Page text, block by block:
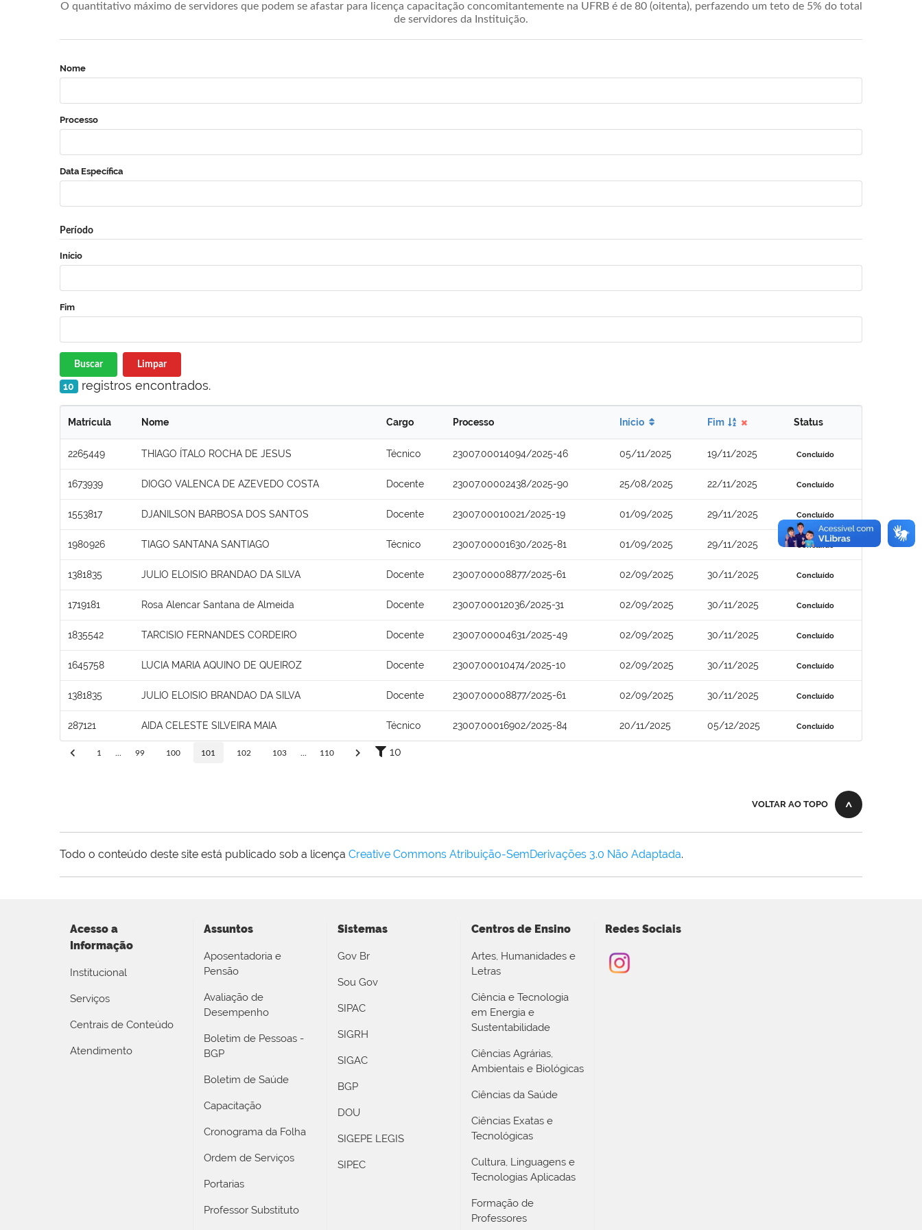
O quantitativo máximo de servidores que podem se afastar para licença capacitação concomitantemente na UFRB é de 80 (oitenta), perfazendo um teto de 5% do total
de servidores da Instituição.
Nome
Processo
Data Específica
Período
Início
Fim
Buscar Limpar
10 registros encontrados.
Matrícula Nome Cargo Processo Início Fim Status
2265449 THIAGO ÍTALO ROCHA DE JESUS Técnico 23007.00014094/2025-46 05/11/2025 19/11/2025 Concluído
1673939 DIOGO VALENCA DE AZEVEDO COSTA Docente 23007.00002438/2025-90 25/08/2025 22/11/2025 Concluído
1553817 DJANILSON BARBOSA DOS SANTOS Docente 23007.00010021/2025-19 01/09/2025 29/11/2025 Concluído
1980926 TIAGO SANTANA SANTIAGO Técnico 23007.00001630/2025-81 01/09/2025 29/11/2025 Concluído
1381835 JULIO ELOISIO BRANDAO DA SILVA Docente 23007.00008877/2025-61 02/09/2025 30/11/2025 Concluído
1719181 Rosa Alencar Santana de Almeida Docente 23007.00012036/2025-31 02/09/2025 30/11/2025 Concluído
1835542 TARCISIO FERNANDES CORDEIRO Docente 23007.00004631/2025-49 02/09/2025 30/11/2025 Concluído
1645758 LUCIA MARIA AQUINO DE QUEIROZ Docente 23007.00010474/2025-10 02/09/2025 30/11/2025 Concluído
1381835 JULIO ELOISIO BRANDAO DA SILVA Docente 23007.00008877/2025-61 02/09/2025 30/11/2025 Concluído
287121 AIDA CELESTE SILVEIRA MAIA Técnico 23007.00016902/2025-84 20/11/2025 05/12/2025 Concluído
1 99 100 101 102 103 110 10
VOLTAR AO TOPO
Todo o conteúdo deste site está publicado sob a licença Creative Commons Atribuição-SemDerivações 3.0 Não Adaptada.
Acesso a
Informação
Institucional
Serviços
Centrais de Conteúdo
Atendimento
Assuntos
Aposentadoria e
Pensão
Avaliação de
Desempenho
Boletim de Pessoas -
BGP
Boletim de Saúde
Capacitação
Cronograma da Folha
Ordem de Serviços
Portarias
Professor Substituto
Sistemas
Gov Br
Sou Gov
SIPAC
SIGRH
SIGAC
BGP
DOU
SIGEPE LEGIS
SIPEC
Centros de Ensino
Artes, Humanidades e
Letras
Ciência e Tecnologia
em Energia e
Sustentabilidade
Ciências Agrárias,
Ambientais e Biológicas
Ciências da Saúde
Ciências Exatas e
Tecnológicas
Cultura, Linguagens e
Tecnologias Aplicadas
Formação de
Professores
Redes Sociais